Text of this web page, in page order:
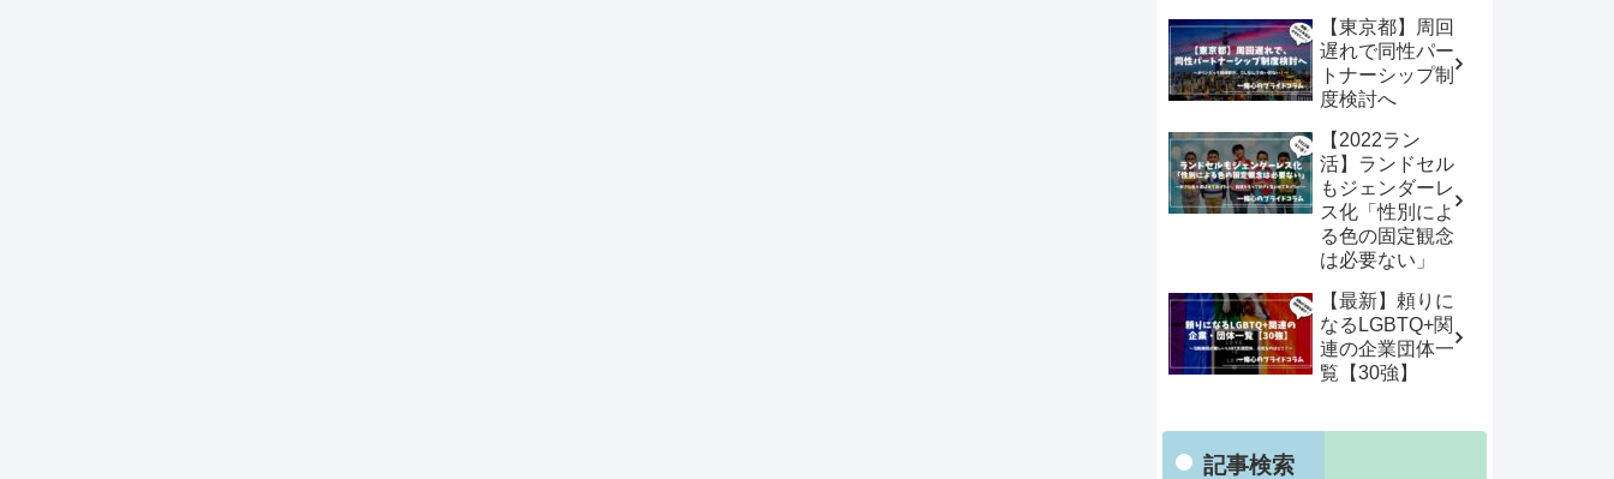
【東京都】周回
遅れで同性パー
トナーシップ制
度検討へ
【2022ラン
活】ランドセル
もジェンダーレ
ス化「性別によ
る色の固定観念
は必要ない」
【最新】頼りに
なるLGBTQ+関
連の企業団体一
覧【30強】
記事検索